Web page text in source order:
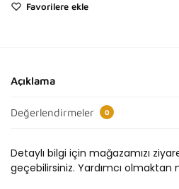
Favorilere ekle
Açıklama
Değerlendirmeler 0
Detaylı bilgi için mağazamızı
geçebilirsiniz. Yardımcı olmaktan